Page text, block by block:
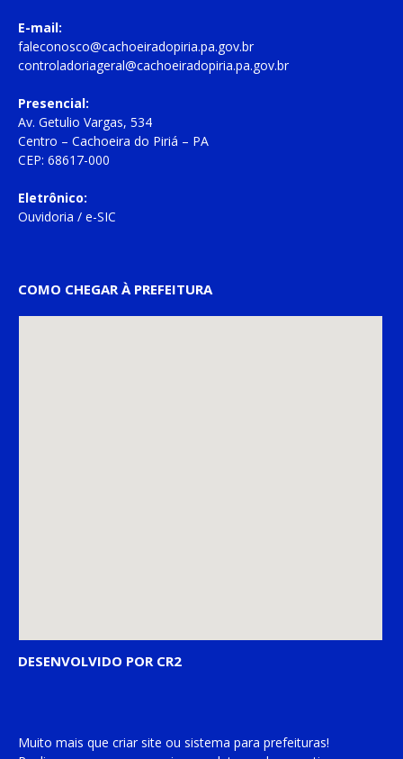
E-mail:
faleconosco@cachoeiradopiria.pa.gov.br
controladoriageral@cachoeiradopiria.pa.gov.br
Presencial:
Av. Getulio Vargas, 534
Centro – Cachoeira do Piriá – PA
CEP: 68617-000
Eletrônico:
Ouvidoria / e-SIC
COMO CHEGAR À PREFEITURA
DESENVOLVIDO POR CR2
Muito mais que criar site ou sistema para prefeituras!